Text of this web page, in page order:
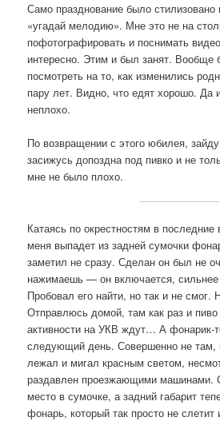
Само празднование было
«угадай мелодию». Мне это не на
пофотографировать и поснимать
интересно. Этим и был занят. Вообще
посмотреть на то, как изменились
пару лет. Видно, что едят хорошо. Да
неплохо.
По возвращении с этого юбилея,
засижусь допоздна под пивко и не
мне не было плохо.
Катаясь по окрестностям в
меня выпадет из задней сумочки
заметил не сразу. Сделан он был не
нажимаешь — он включается,
Пробовал его найти, но так и не смог.
Отправлюсь домой, там как раз и
активности на УКВ ждут… А фонарик-
следующий день. Совершенно не там,
лежал и мигал красным светом,
раздавлен проезжающими машинами.
место в сумочке, а задний габарит
фонарь, который так просто не слетит